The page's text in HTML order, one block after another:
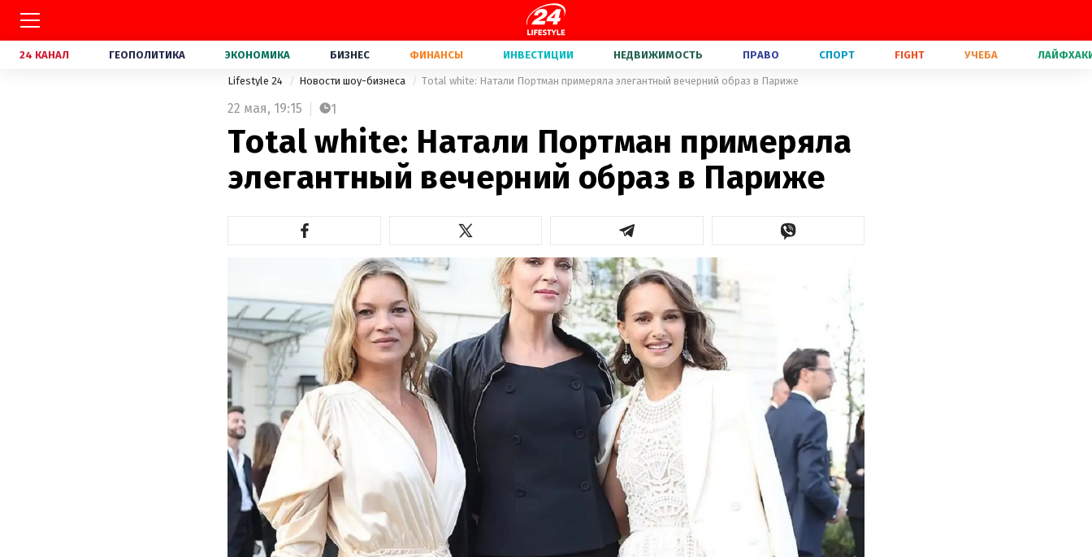
24 КАНАЛ ГЕОПОЛИТИКА ЭКОНОМИКА БИЗНЕС ФИНАНСЫ ИНВЕСТИЦИИ НЕДВИЖИМОСТЬ ПРАВО СПОРТ FIGHT УЧЕБА
Lifestyle 24 Новости шоу-бизнеса Total white: Натали Портман примеряла элегантный вечерний образ в Париже
22 мая, 19:15 1
Total white: Натали Портман примеряла
элегантный вечерний образ в Париже